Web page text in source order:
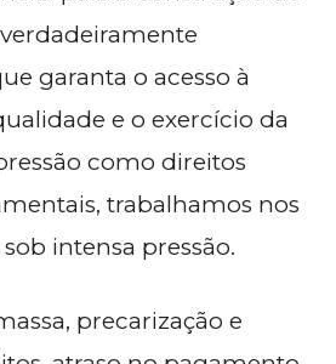
garanta o acesso à
e o exercício da
como direitos
trabalhamos nos
intensa pressão.
precarização e